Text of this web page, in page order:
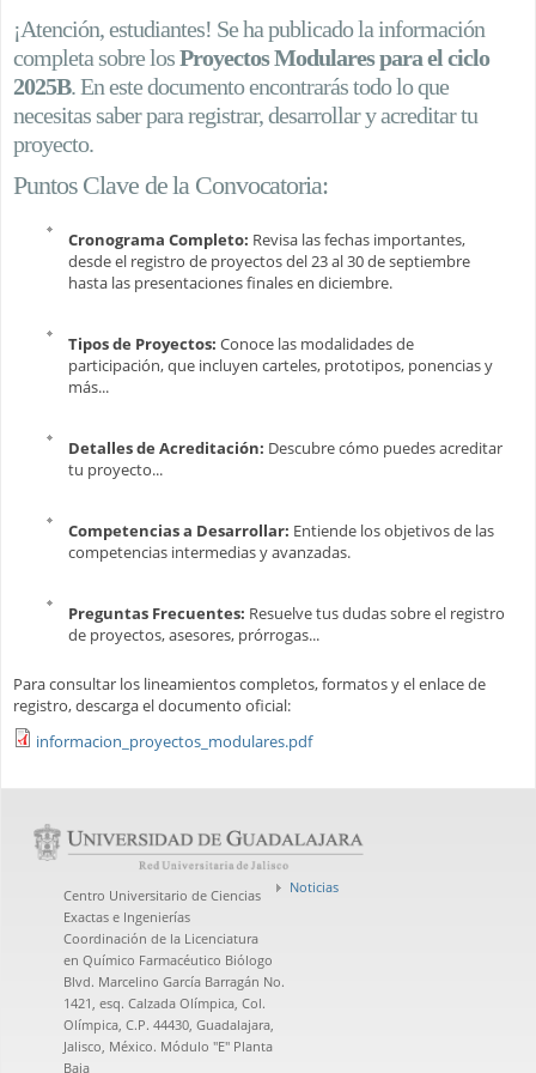
¡Atención, estudiantes! Se ha publicado la información
completa sobre losProyectos Modulares para el ciclo
2025B. En este documento encontrarás todo lo que
necesitas saber para registrar, desarrollar y acreditar tu
proyecto.
Puntos Clave de la Convocatoria:
Cronograma Completo: Revisa las fechas importantes,
desde el registro de proyectos del 23 al 30 de septiembre
hasta las presentaciones finales en diciembre.
Tipos de Proyectos: Conoce las modalidades de
participación, que incluyen carteles, prototipos, ponencias y
más...
Detalles de Acreditación: Descubre cómo puedes acreditar
tu proyecto...
Competencias a Desarrollar: Entiende los objetivos de las
competencias intermedias y avanzadas.
Preguntas Frecuentes: Resuelve tus dudas sobre el registro
de proyectos, asesores, prórrogas...
Para consultar los lineamientos completos, formatos y el enlace de
registro, descarga el documento oficial:
informacion_proyectos_modulares.pdf
Centro Universitario de Ciencias
Exactas e Ingenierías
Coordinación de la Licenciatura
en Químico Farmacéutico Biólogo
Blvd. Marcelino García Barragán No.
1421, esq. Calzada Olímpica, Col.
Olímpica, C.P. 44430, Guadalajara,
Jalisco, México. Módulo "E" Planta
Baja
Noticias